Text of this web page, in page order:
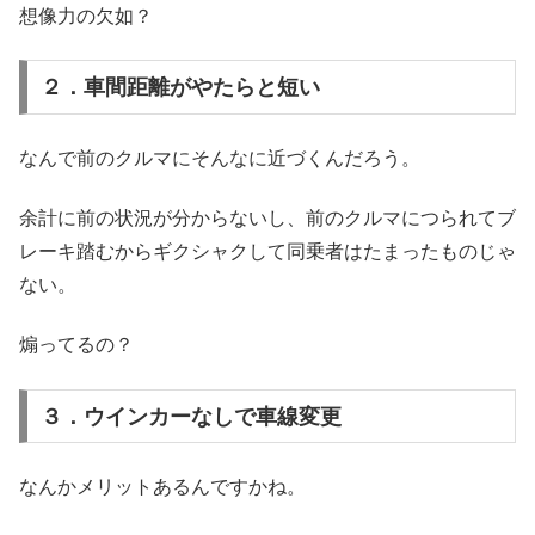
想像力の欠如？
２．車間距離がやたらと短い
なんで前のクルマにそんなに近づくんだろう。
余計に前の状況が分からないし、前のクルマにつられてブ
レーキ踏むからギクシャクして同乗者はたまったものじゃ
ない。
煽ってるの？
３．ウインカーなしで車線変更
なんかメリットあるんですかね。